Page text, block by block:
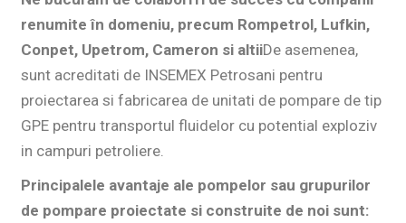
renumite în domeniu, precum Rompetrol, Lufkin,
Conpet, Upetrom, Cameron si altiiDe asemenea,
sunt acreditati de INSEMEX Petrosani pentru
proiectarea si fabricarea de unitati de pompare de tip
GPE pentru transportul fluidelor cu potential exploziv
in campuri petroliere.
Principalele avantaje ale pompelor sau grupurilor
de pompare proiectate si construite de noi sunt: